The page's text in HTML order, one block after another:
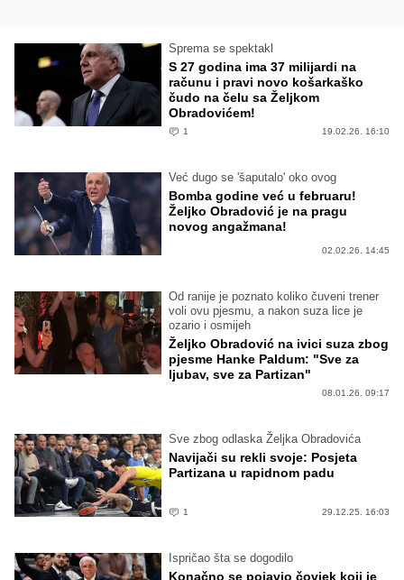
Sprema se spektakl
S 27 godina ima 37 milijardi na
računu i pravi novo košarkaško
čudo na čelu sa Željkom
Obradovićem!
1 19.02.26. 16:10
Već dugo se 'šaputalo' oko ovog
Bomba godine već u februaru!
Željko Obradović je na pragu
novog angažmana!
02.02.26. 14:45
Od ranije je poznato koliko čuveni trener
voli ovu pjesmu, a nakon suza lice je
ozario i osmijeh
Željko Obradović na ivici suza zbog
pjesme Hanke Paldum: "Sve za
ljubav, sve za Partizan"
08.01.26. 09:17
Sve zbog odlaska Željka Obradovića
Navijači su rekli svoje: Posjeta
Partizana u rapidnom padu
1 29.12.25. 16:03
Ispričao šta se dogodilo
Konačno se pojavio čovjek koji je